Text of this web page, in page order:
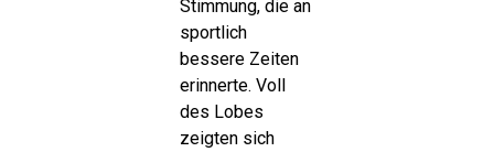
Stimmung, die an
sportlich
bessere Zeiten
erinnerte. Voll
des Lobes
zeigten sich